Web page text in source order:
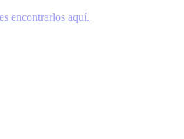
encontrarlos aquí.